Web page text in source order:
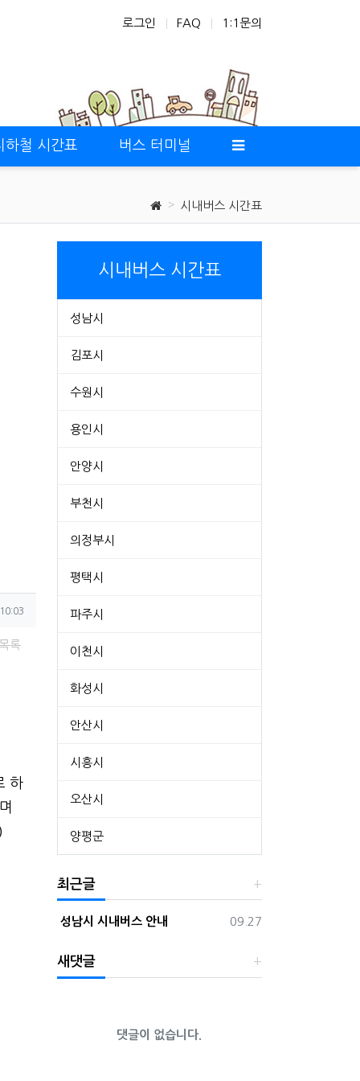
로그인 FAQ 1:1문의
하철 시간표 버스 터미널
시내버스 시간표
록
하
시내버스 시간표
성남시
김포시
수원시
용인시
안양시
부천시
의정부시
평택시
파주시
이천시
화성시
안산시
시흥시
오산시
양평군
최근글
등록일
09.27
성남시 시내버스 안내
새댓글
댓글이 없습니다.